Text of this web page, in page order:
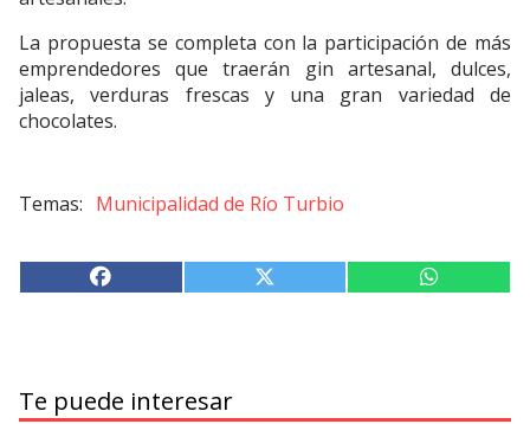
La propuesta se completa con la participación de más
emprendedores que traerán gin artesanal, dulces,
jaleas, verduras frescas y una gran variedad de
chocolates.
Municipalidad de Río Turbio
Te puede interesar